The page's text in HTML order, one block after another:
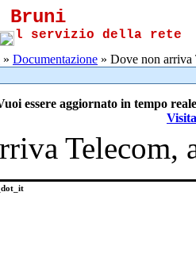
Bruni
l servizio della rete
» Documentazione » Dove non arriva
essere aggiornato in tempo
Telecom,